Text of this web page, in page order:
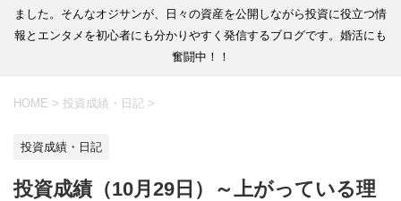
ました。そんなオジサンが、日々の資産を公開しながら投資に役立つ情
報とエンタメを初心者にも分かりやすく発信するブログです。婚活にも
奮闘中！！
HOME > 投資成績・日記 >
投資成績・日記
投資成績（10月29日）～上がっている理